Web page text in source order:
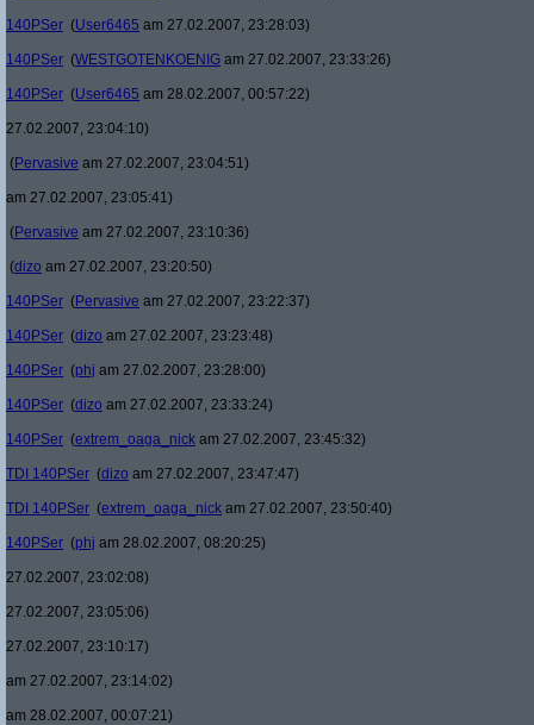
140PSer (User6465 am 27.02.2007, 23:28:03)
140PSer (WESTGOTENKOENIG am 27.02.2007, 23:33:26)
140PSer (User6465 am 28.02.2007, 00:57:22)
27.02.2007, 23:04:10)
(Pervasive am 27.02.2007, 23:04:51)
am 27.02.2007, 23:05:41)
(Pervasive am 27.02.2007, 23:10:36)
(dizo am 27.02.2007, 23:20:50)
140PSer (Pervasive am 27.02.2007, 23:22:37)
140PSer (dizo am 27.02.2007, 23:23:48)
140PSer (phj am 27.02.2007, 23:28:00)
140PSer (dizo am 27.02.2007, 23:33:24)
140PSer (extrem_oaga_nick am 27.02.2007, 23:45:32)
TDI 140PSer (dizo am 27.02.2007, 23:47:47)
TDI 140PSer (extrem_oaga_nick am 27.02.2007, 23:50:40)
140PSer (phj am 28.02.2007, 08:20:25)
27.02.2007, 23:02:08)
27.02.2007, 23:05:06)
27.02.2007, 23:10:17)
am 27.02.2007, 23:14:02)
am 28.02.2007, 00:07:21)